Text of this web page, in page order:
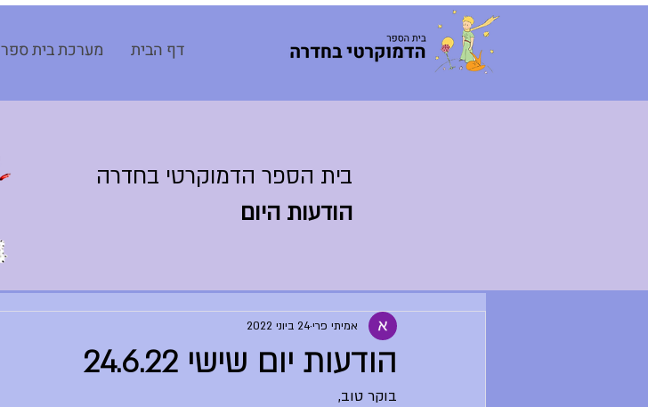
דף הבית מערכת בית ספר
בית הספר הדמוקרטי בחדרה
הודעות היום
הודעות יום שישי 24.6.22
אמיתי פרי24 ביוני 2022
בוקר טוב,